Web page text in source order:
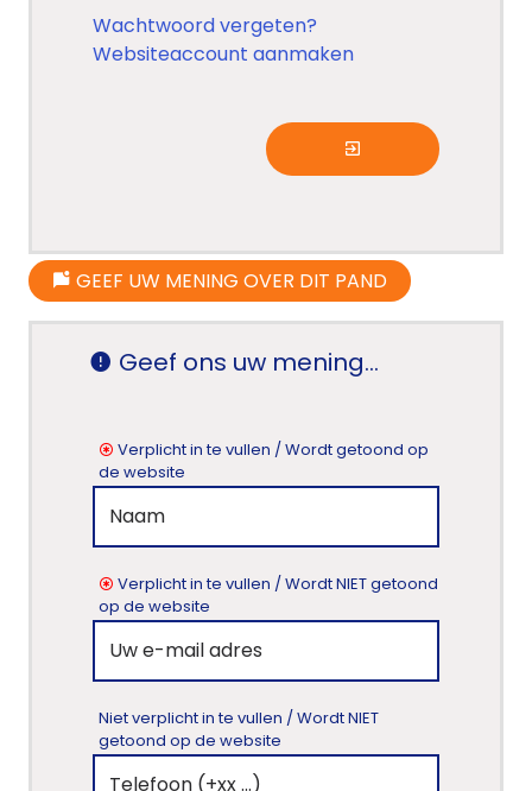
Wachtwoord vergeten?
Websiteaccount aanmaken
GEEF UW MENING OVER DIT PAND
Geef ons uw mening...
Verplicht in te vullen / Wordt getoond op
de website
Verplicht in te vullen / Wordt NIET getoond
op de website
Niet verplicht in te vullen / Wordt NIET
getoond op de website